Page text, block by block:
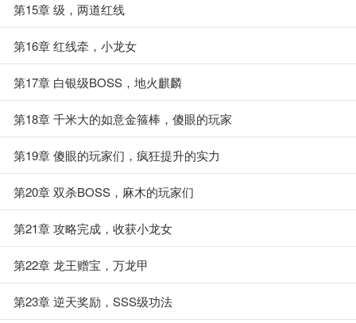
第15章 级，两道红线
第16章 红线牵，小龙女
第17章 白银级BOSS，地火麒麟
第18章 千米大的如意金箍棒，傻眼的玩家
第19章 傻眼的玩家们，疯狂提升的实力
第20章 双杀BOSS，麻木的玩家们
第21章 攻略完成，收获小龙女
第22章 龙王赠宝，万龙甲
第23章 逆天奖励，SSS级功法